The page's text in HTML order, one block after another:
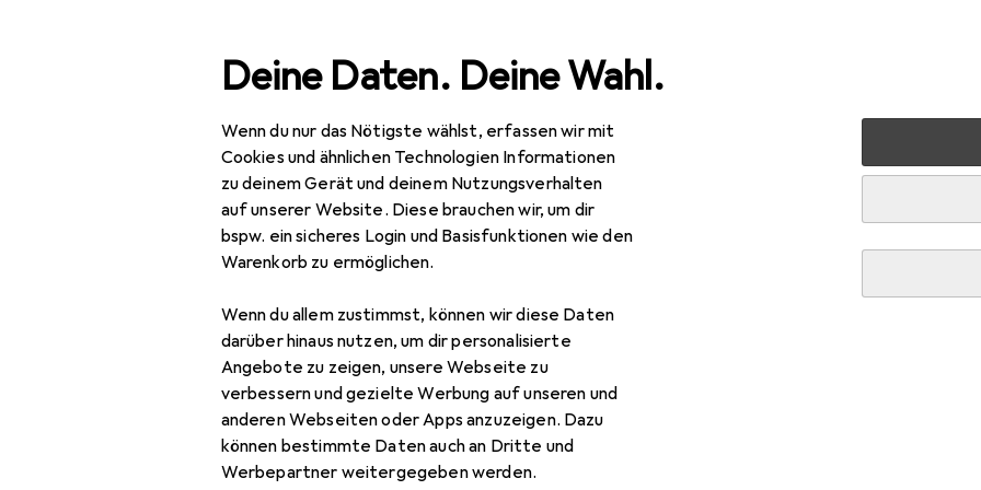
Deine Daten. Deine Wahl.
Wenn du nur das Nötigste wählst, erfassen wir mit
Cookies und ähnlichen Technologien Informationen
zu deinem Gerät und deinem Nutzungsverhalten
auf unserer Website. Diese brauchen wir, um dir
bspw. ein sicheres Login und Basisfunktionen wie den
Warenkorb zu ermöglichen.
Wenn du allem zustimmst, können wir diese Daten
darüber hinaus nutzen, um dir personalisierte
Angebote zu zeigen, unsere Webseite zu
verbessern und gezielte Werbung auf unseren und
anderen Webseiten oder Apps anzuzeigen. Dazu
können bestimmte Daten auch an Dritte und
Werbepartner weitergegeben werden.
Navigation nach Kategorien Gesamtsortiment Tierbedarf Katze Savic Katzentoilette
EUR
21,17
Zubehör für Savic Katzentoilette Nestor
Hier findest du passendes Zubehör zum Produkt Savic Katzentoilette Nestor limited